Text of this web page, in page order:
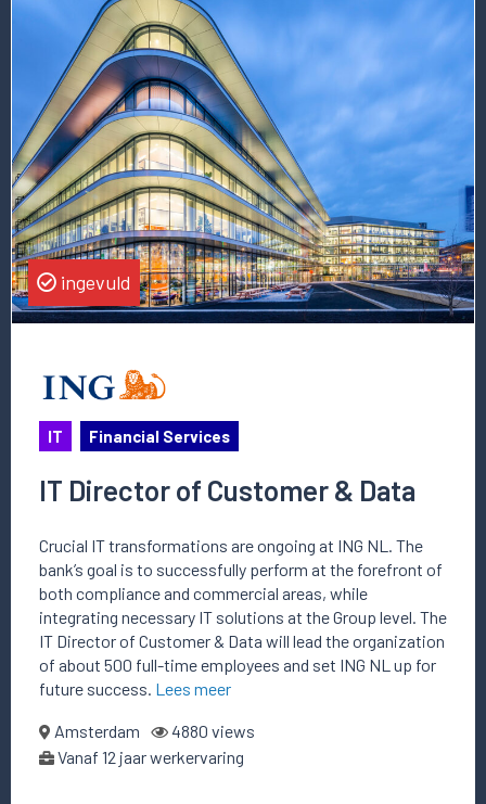
meer
vacature
Director
of
Customer
&
Data
ingevuld
IT Financial Services
IT Director of Customer & Data
Crucial IT transformations are ongoing at ING NL. The
bank’s goal is to successfully perform at the forefront of
both compliance and commercial areas, while
integrating necessary IT solutions at the Group level. The
IT Director of Customer & Data will lead the organization
of about 500 full-time employees and set ING NL up for
future success. Lees meer
Amsterdam
4880 views
Vanaf 12 jaar werkervaring